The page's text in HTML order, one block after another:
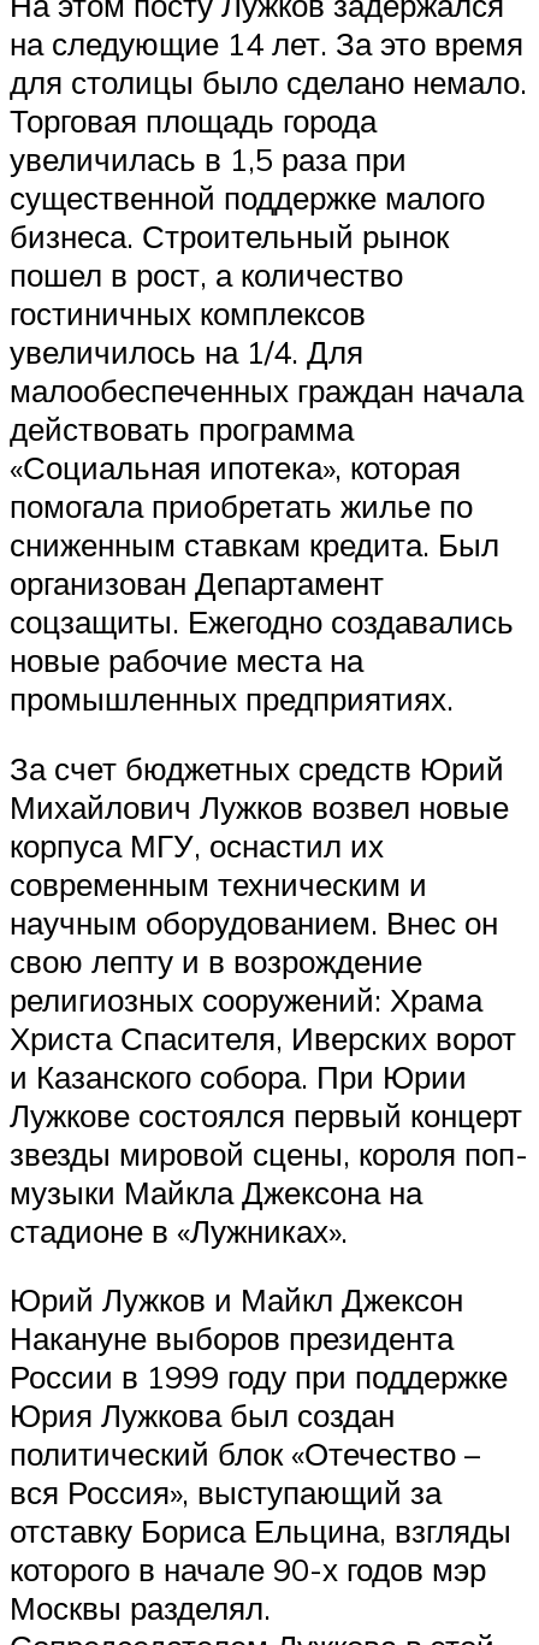
на следующие 14 лет. За это время
для столицы было сделано немало.
Торговая площадь города
увеличилась в 1,5 раза при
существенной поддержке малого
бизнеса. Строительный рынок
пошел в рост, а количество
гостиничных комплексов
увеличилось на 1/4. Для
малообеспеченных граждан начала
действовать программа
«Социальная ипотека», которая
помогала приобретать жилье по
сниженным ставкам кредита. Был
организован Департамент
соцзащиты. Ежегодно создавались
новые рабочие места на
промышленных предприятиях.
За счет бюджетных средств Юрий
Михайлович Лужков возвел новые
корпуса МГУ, оснастил их
современным техническим и
научным оборудованием. Внес он
свою лепту и в возрождение
религиозных сооружений: Храма
Христа Спасителя, Иверских ворот
и Казанского собора. При Юрии
Лужкове состоялся первый концерт
звезды мировой сцены, короля поп-
музыки Майкла Джексона на
стадионе в «Лужниках».
Юрий Лужков и Майкл Джексон
Накануне выборов президента
России в 1999 году при поддержке
Юрия Лужкова был создан
политический блок «Отечество –
вся Россия», выступающий за
отставку Бориса Ельцина, взгляды
которого в начале 90-х годов мэр
Москвы разделял.